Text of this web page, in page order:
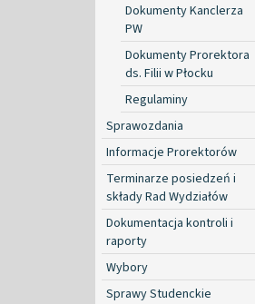
Dokumenty Kanclerza
PW
Dokumenty Prorektora
ds. Filii w Płocku
Regulaminy
Sprawozdania
Informacje Prorektorów
Terminarze posiedzeń i
składy Rad Wydziałów
Dokumentacja kontroli i
raporty
Wybory
Sprawy Studenckie